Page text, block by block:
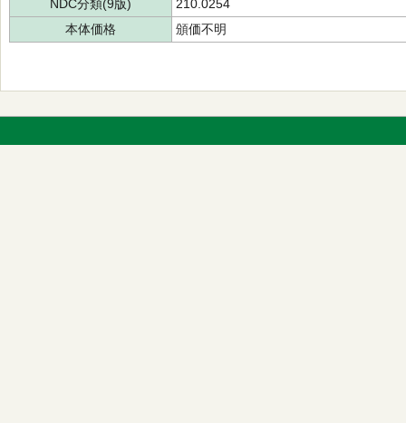
NDC分類(9版)
210.0254
本体価格
頒価不明